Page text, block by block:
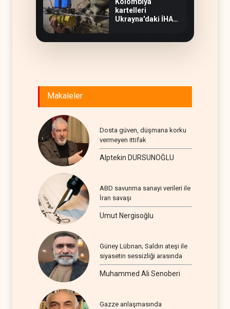
kartelleri
Ukrayna'daki İHA
Makaleler
Dosta güven, düşmana korku
vermeyen ittifak
Alptekin DURSUNOĞLU
ABD savunma sanayi verileri ile
İran savaşı
Umut Nergisoğlu
Güney Lübnan; Saldırı ateşi ile
siyasetin sessizliği arasında
Muhammed Ali Senoberi
Gazze anlaşmasında